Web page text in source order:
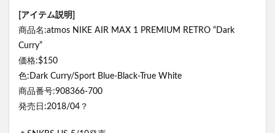
[アイテム説明]
商品名:atmos NIKE AIR MAX 1 PREMIUM RETRO “Dark
Curry”
価格:$150
色:Dark Curry/Sport Blue-Black-True White
商品番号:908366-700
発売日:2018/04？